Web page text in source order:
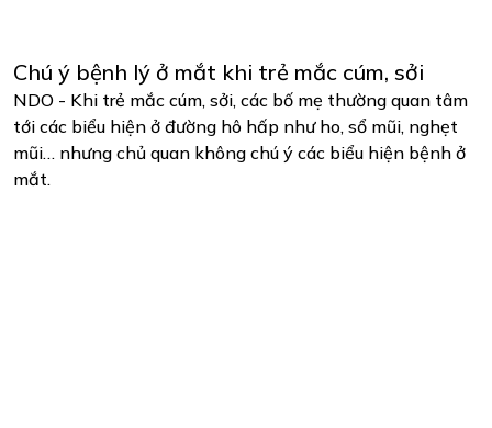
Chú ý bệnh lý ở mắt khi trẻ mắc cúm, sởi
NDO - Khi trẻ mắc cúm, sởi, các bố mẹ thường quan tâm
tới các biểu hiện ở đường hô hấp như ho, sổ mũi, nghẹt
mũi… nhưng chủ quan không chú ý các biểu hiện bệnh ở
mắt.